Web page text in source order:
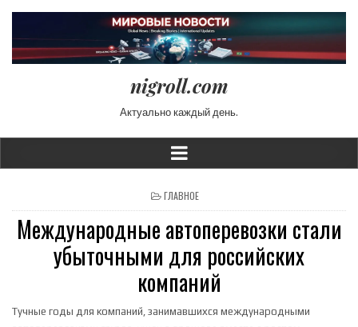
nigroll.com
Актуально каждый день.
POSTED IN
ГЛАВНОЕ
Международные автоперевозки стали
убыточными для российских
компаний
Тучные годы для компаний, занимавшихся международными